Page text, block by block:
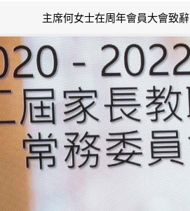
主席何女士在周年會員大會致辭